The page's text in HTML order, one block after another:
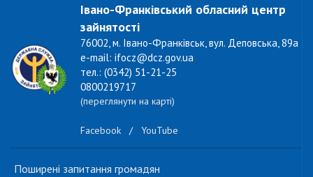
Івано-Франківський обласний центр
зайнятості
76002, м. Івано-Франківськ, вул. Деповська, 89а
e-mail: ifocz@dcz.gov.ua
тел.: (0342) 51-21-25
0800219717
(переглянути на карті)
Facebook / YouTube
Поширені запитання громадян